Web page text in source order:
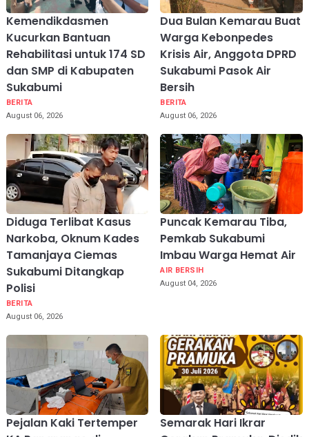
Kemendikdasmen
Kucurkan Bantuan
Rehabilitasi untuk 174 SD
dan SMP di Kabupaten
Sukabumi
BERITA
August 06, 2026
Dua Bulan Kemarau Buat
Warga Kebonpedes
Krisis Air, Anggota DPRD
Sukabumi Pasok Air
Bersih
BERITA
August 06, 2026
Diduga Terlibat Kasus
Narkoba, Oknum Kades
Tamanjaya Ciemas
Sukabumi Ditangkap
Polisi
BERITA
August 06, 2026
Puncak Kemarau Tiba,
Pemkab Sukabumi
Imbau Warga Hemat Air
AIR BERSIH
August 04, 2026
Pejalan Kaki Tertemper
Semarak Hari Ikrar